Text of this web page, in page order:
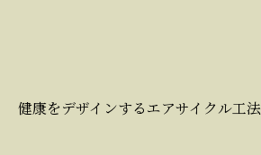
健康をデザインするエアサイクル工法